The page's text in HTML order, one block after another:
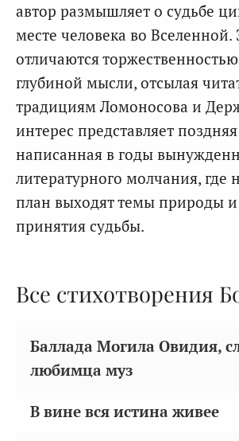
автор размышляет о судьбе
месте человека во Вселенной.
отличаются
глубиной мысли, отсылая
традициям Ломоносова и
интерес представляет
написанная в годы
литературного молчания, где
план выходят темы природы и
принятия судьбы.
Все стихотворения
Баллада Могила Овидия,
любимца муз
В вине вся истина живее